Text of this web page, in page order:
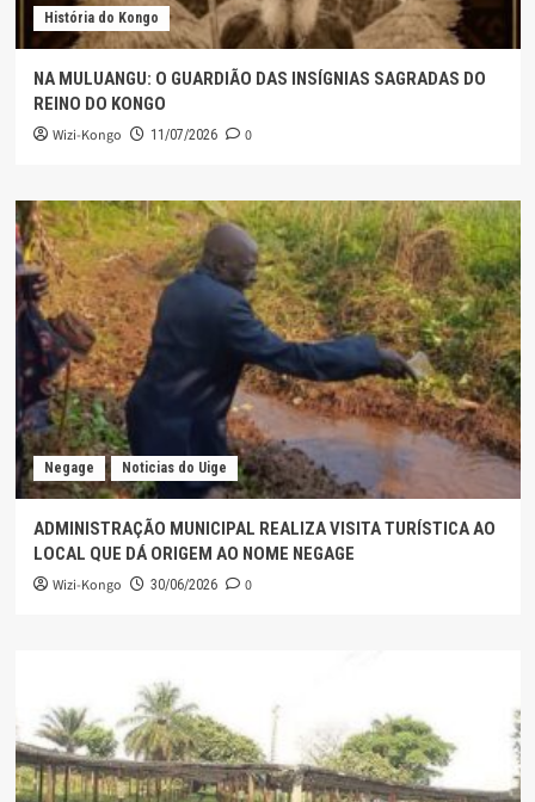
História do Kongo
NA MULUANGU: O GUARDIÃO DAS INSÍGNIAS SAGRADAS DO
REINO DO KONGO
Wizi-Kongo 11/07/2026 0
Negage Noticias do Uige
ADMINISTRAÇÃO MUNICIPAL REALIZA VISITA TURÍSTICA AO
LOCAL QUE DÁ ORIGEM AO NOME NEGAGE
Wizi-Kongo 30/06/2026 0